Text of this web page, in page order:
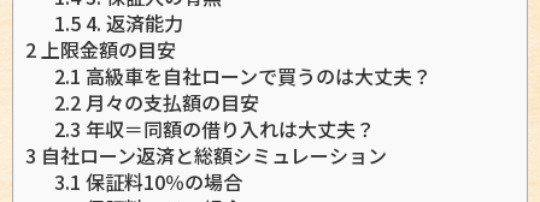
1.5 4. 返済能力
2上限金額の目安
2.1 高級車を自社ローンで買うのは大丈夫？
2.2月々の支払額の目安
2.3 年収＝同額の借り入れは大丈夫？
3 自社ローン返済と総額シミュレーション
3.1 保証料10％の場合